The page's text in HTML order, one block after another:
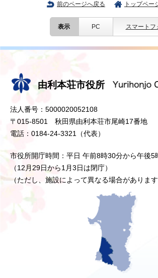
前のページへ戻る トップペー
表示 PC スマートフ
由利本荘市役所
法人番号：5000020052108
〒015-8501 秋田県由利本荘市尾崎17番地
電話：0184-24-3321（代表）
市役所開庁時間：平日 午前8時30分から午後5
（12月29日から1月3日は閉庁）
（ただし、施設によって異なる場合があります